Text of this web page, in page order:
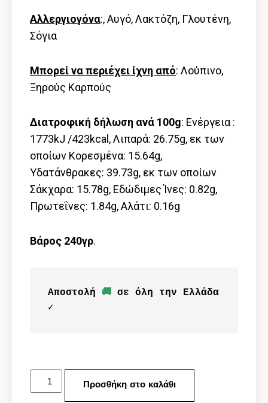
Αλλεργιογόνα:, Αυγό, Λακτόζη, Γλουτένη,
Σόγια
Μπορεί να περιέχει ίχνη από: Λούπινο,
Ξηρούς Καρπούς
Διατροφική δήλωση ανά 100g: Ενέργεια :
1773kJ /423kcal, Λιπαρά: 26.75g, εκ των
οποίων Kορεσμένα: 15.64g,
Υδατάνθρακες: 39.73g, εκ των οποίων
Σάκχαρα: 15.78g, Εδώδιμες Ίνες: 0.82g,
Πρωτεΐνες: 1.84g, Αλάτι: 0.16g
Βάρος 240γρ.
Αποστολή 🚚 σε όλη την Ελλάδα
✓
Προσθήκη στο καλάθι